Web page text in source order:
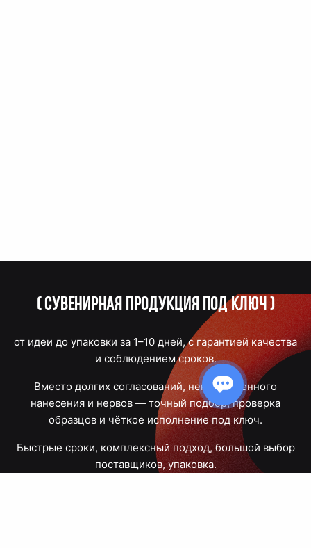
(Сувенирная продукция под ключ)
от идеи до упаковки за 1–10 дней, с гарантией качества
и соблюдением сроков.
Вместо долгих согласований, некачественного
нанесения и нервов — точный подбор, проверка
образцов и чёткое исполнение под ключ.
Быстрые сроки, комплексный подход, большой выбор
поставщиков, упаковка.